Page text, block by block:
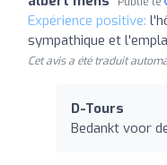
Expérience positive:
sympathique et
Cet avis a été traduit
D-Tours
Bedankt voor